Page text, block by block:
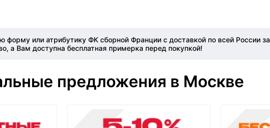
или атрибутику ФК сборной Франции с доставкой по всей России за
а Вам доступна бесплатная примерка перед покупкой!
предложения в Москве